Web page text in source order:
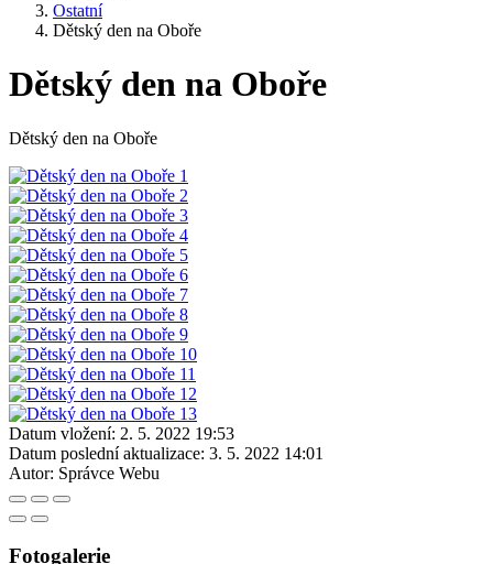
Ostatní
Dětský den na Oboře
Dětský den na Oboře
Dětský den na Oboře
Datum vložení: 2. 5. 2022 19:53
Datum poslední aktualizace: 3. 5. 2022 14:01
Autor: Správce Webu
Fotogalerie